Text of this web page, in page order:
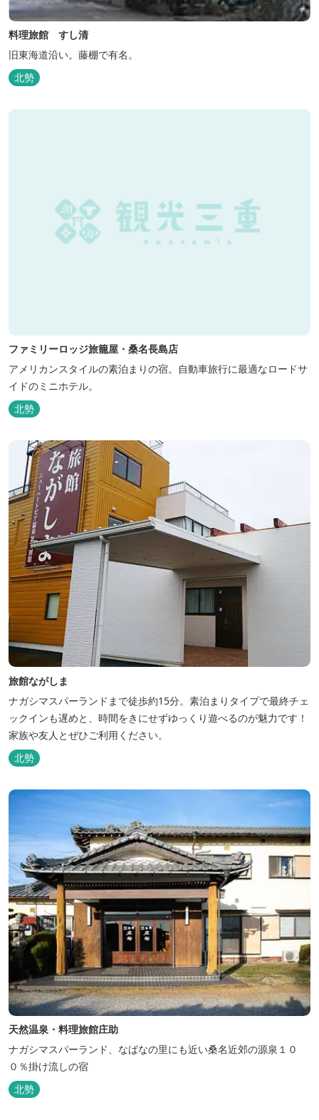
料理旅館 すし清
旧東海道沿い。藤棚で有名。
北勢
ファミリーロッジ旅籠屋・桑名長島店
アメリカンスタイルの素泊まりの宿。自動車旅行に最適なロードサ
イドのミニホテル。
北勢
旅館ながしま
ナガシマスパーランドまで徒歩約15分。素泊まりタイプで最終チェ
ックインも遅めと、時間をきにせずゆっくり遊べるのが魅力です！
家族や友人とぜひご利用ください。
北勢
天然温泉・料理旅館庄助
ナガシマスパーランド、なばなの里にも近い桑名近郊の源泉１０
０％掛け流しの宿
北勢